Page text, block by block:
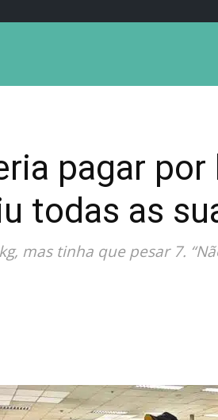
pagar
todas as
mas tinha que pesar 7.